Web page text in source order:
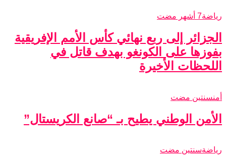
رياضة7 أشهر مضت
الجزائر إلى ربع نهائي كأس الأمم الإفريقية
بفوزها على الكونغو بهدف قاتل في
اللحظات الأخيرة
أمنسنتين مضت
الأمن الوطني يطيح بـ “صانع الكريستال”
رياضةسنتين مضت